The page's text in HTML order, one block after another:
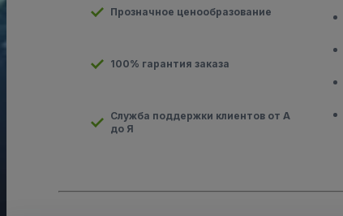
Прозначное ценообразование
100% гарантия заказа
Служба поддержки клиентов от А
до Я